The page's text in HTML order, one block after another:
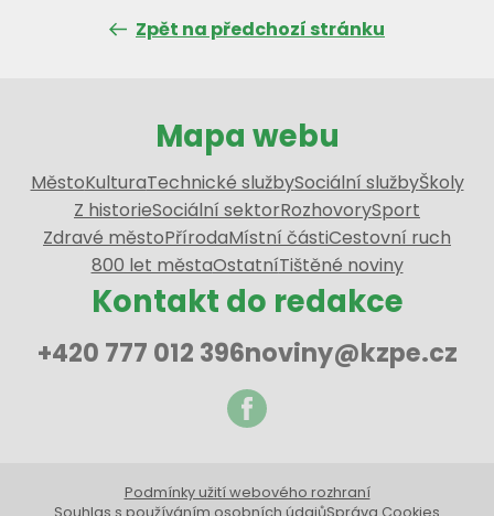
Zpět na předchozí stránku
Mapa webu
MěstoKulturaTechnické službySociální službyŠkoly
Z historieSociální sektorRozhovorySport
Zdravé městoPřírodaMístní částiCestovní ruch
800 let městaOstatníTištěné noviny
Kontakt do redakce
+420 777 012 396noviny@kzpe.cz
Podmínky užití webového rozhraní
Souhlas s používáním osobních údajůSpráva Cookies